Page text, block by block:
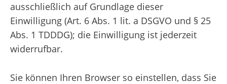
ausschließlich auf Grundlage dieser
Einwilligung (Art. 6 Abs. 1 lit. a DSGVO und § 25
Abs. 1 TDDDG); die Einwilligung ist jederzeit
widerrufbar.
Sie können Ihren Browser so einstellen, dass Sie